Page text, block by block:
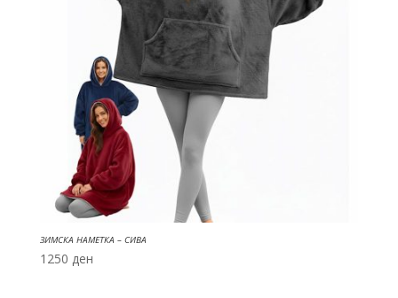
ЗИМСКА НАМЕТКА – СИВА
1250 ден